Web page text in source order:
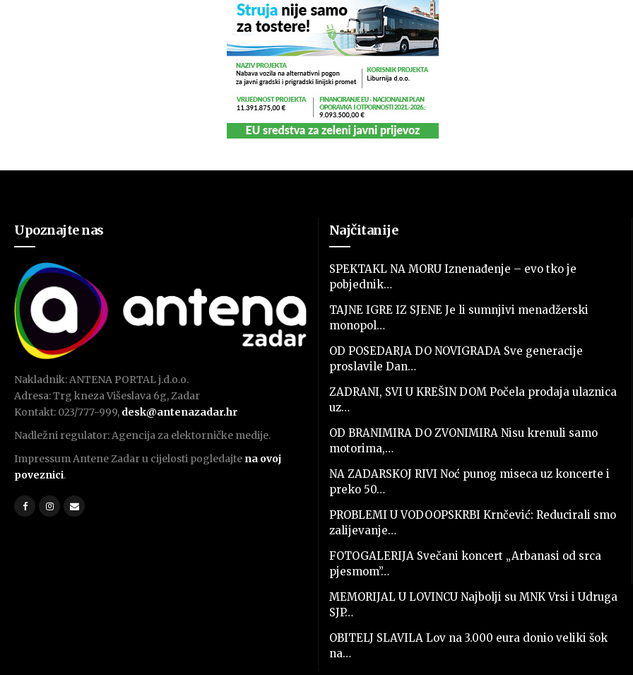
Upoznajte nas
Nakladnik: ANTENA PORTAL j.d.o.o.
Adresa: Trg kneza Višeslava 6g, Zadar
Kontakt: 023/777-999, desk@antenazadar.hr
Nadležni regulator: Agencija za elektorničke medije.
Impressum Antene Zadar u cijelosti pogledajte na ovoj
poveznici.
Najčitanije
SPEKTAKL NA MORU Iznenađenje – evo tko je
pobjednik…
TAJNE IGRE IZ SJENE Je li sumnjivi menadžerski
monopol…
OD POSEDARJA DO NOVIGRADA Sve generacije
proslavile Dan…
ZADRANI, SVI U KREŠIN DOM Počela prodaja ulaznica
uz…
OD BRANIMIRA DO ZVONIMIRA Nisu krenuli samo
motorima,…
NA ZADARSKOJ RIVI Noć punog miseca uz koncerte i
preko 50…
PROBLEMI U VODOOPSKRBI Krnčević: Reducirali smo
zalijevanje…
FOTOGALERIJA Svečani koncert „Arbanasi od srca
pjesmom”…
MEMORIJAL U LOVINCU Najbolji su MNK Vrsi i Udruga
SJP…
OBITELJ SLAVILA Lov na 3.000 eura donio veliki šok
na…